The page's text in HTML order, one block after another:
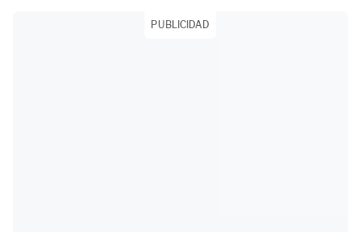
PUBLICIDAD